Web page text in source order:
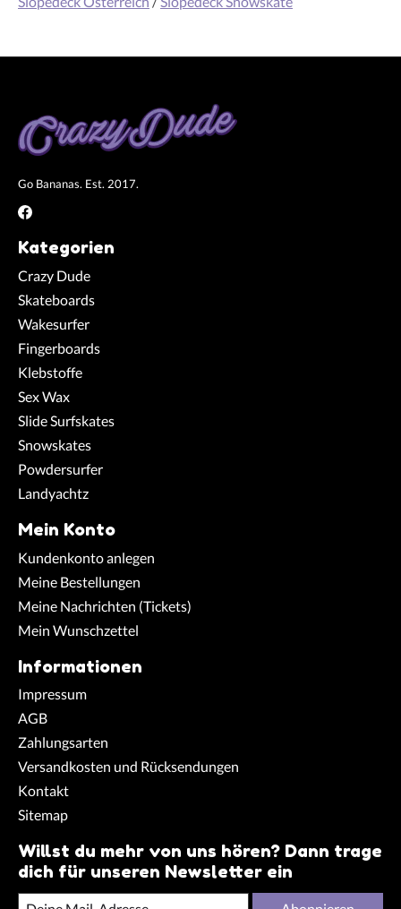
Go Bananas. Est. 2017.
Kategorien
Crazy Dude
Skateboards
Wakesurfer
Fingerboards
Klebstoffe
Sex Wax
Slide Surfskates
Snowskates
Powdersurfer
Landyachtz
Mein Konto
Kundenkonto anlegen
Meine Bestellungen
Meine Nachrichten (Tickets)
Mein Wunschzettel
Informationen
Impressum
AGB
Zahlungsarten
Versandkosten und Rücksendungen
Kontakt
Sitemap
Willst du mehr von uns hören? Dann trage
dich für unseren Newsletter ein